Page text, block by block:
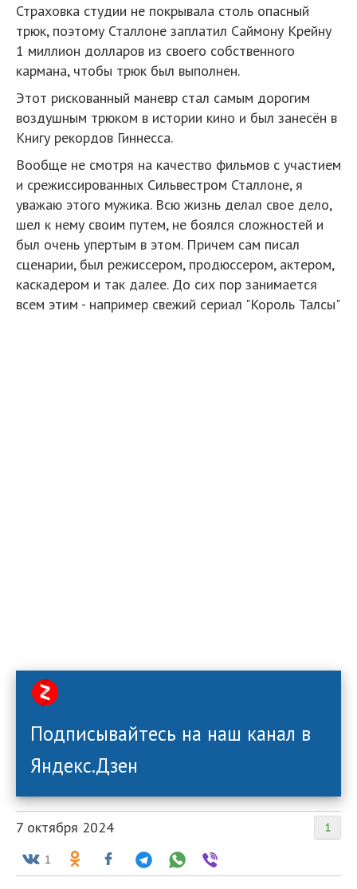
Страховка студии не покрывала столь опасный
трюк, поэтому Сталлоне заплатил Саймону Крейну
1 миллион долларов из своего собственного
кармана, чтобы трюк был выполнен.
Этот рискованный маневр стал самым дорогим
воздушным трюком в истории кино и был занесён в
Книгу рекордов Гиннесса.
Вообще не смотря на качество фильмов с участием
и срежиссированных Сильвестром Сталлоне, я
уважаю этого мужика. Всю жизнь делал свое дело,
шел к нему своим путем, не боялся сложностей и
был очень упертым в этом. Причем сам писал
сценарии, был режиссером, продюссером, актером,
каскадером и так далее. До сих пор занимается
всем этим - например свежий сериал "Король Талсы"
Подписывайтесь на наш канал в
Яндекс.Дзен
1
7 октября 2024
1